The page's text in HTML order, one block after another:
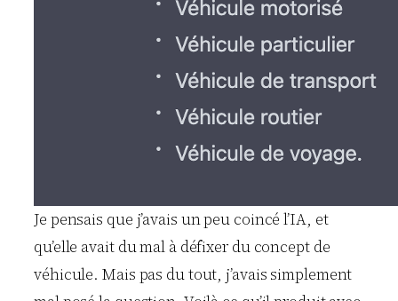
Je pensais que j’avais un peu coincé l’IA, et
qu’elle avait du mal à défixer du concept de
véhicule. Mais pas du tout, j’avais simplement